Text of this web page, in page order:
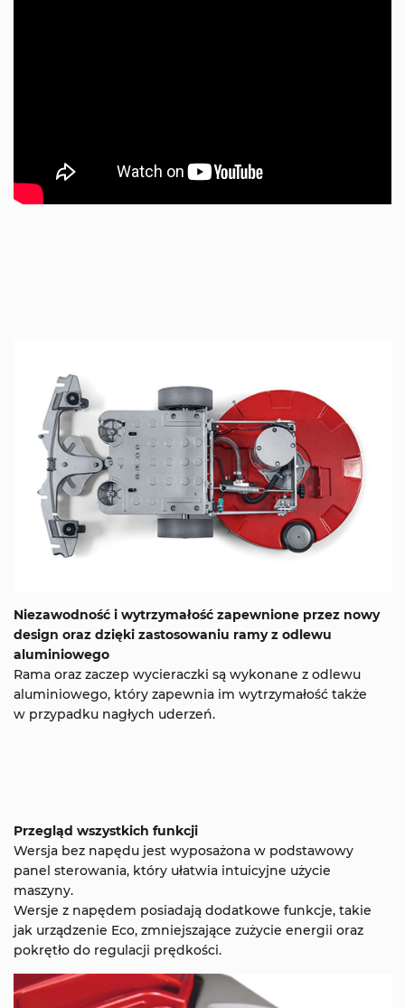
Niezawodność i wytrzymałość zapewnione przez nowy
design oraz dzięki zastosowaniu ramy z odlewu
aluminiowego
Rama oraz zaczep wycieraczki są wykonane z odlewu
aluminiowego, który zapewnia im wytrzymałość także
w przypadku nagłych uderzeń.
Przegląd wszystkich funkcji
Wersja bez napędu jest wyposażona w podstawowy
panel sterowania, który ułatwia intuicyjne użycie
maszyny.
Wersje z napędem posiadają dodatkowe funkcje, takie
jak urządzenie Eco, zmniejszające zużycie energii oraz
pokrętło do regulacji prędkości.